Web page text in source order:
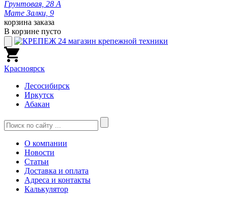
Грунтовая, 28 А
Мате Залки, 9
корзина заказа
В корзине пусто
Красноярск
Лесосибирск
Иркутск
Абакан
О компании
Новости
Статьи
Доставка и оплата
Адреса и контакты
Калькулятор